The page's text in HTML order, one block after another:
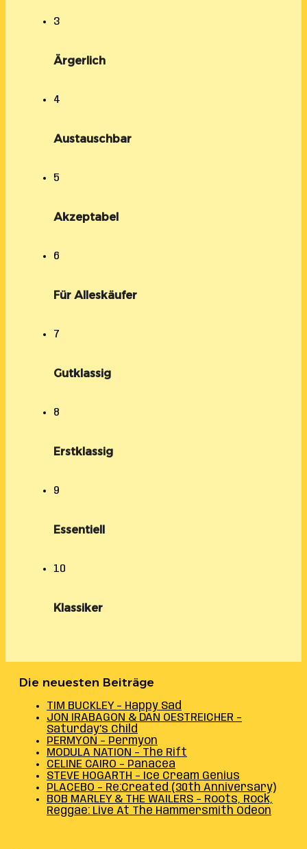
3
Ärgerlich
4
Austauschbar
5
Akzeptabel
6
Für Alleskäufer
7
Gutklassig
8
Erstklassig
9
Essentiell
10
Klassiker
Die neuesten Beiträge
TIM BUCKLEY – Happy Sad
JON IRABAGON & DAN OESTREICHER –
Saturday’s Child
PERMYON – Permyon
MODULA NATION – The Rift
CELINE CAIRO – Panacea
STEVE HOGARTH – Ice Cream Genius
PLACEBO – Re:Created (30th Anniversary)
BOB MARLEY & THE WAILERS – Roots, Rock,
Reggae: Live At The Hammersmith Odeon